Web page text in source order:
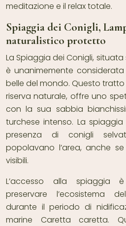
meditazione e il relax totale.
Spiaggia dei Conigli,
naturalistico protetto
La Spiaggia dei Conigli, situata
è unanimemente
belle del mondo. Questo
riserva naturale, offre uno
con la sua sabbia
turchese intenso. La
presenza di conigli
popolavano l’area, anche
visibili.
L’accesso alla spiaggia
preservare l’ecosistema
durante il periodo di
marine Caretta caretta.